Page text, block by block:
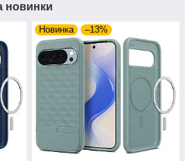
новинки
Новинка –13%